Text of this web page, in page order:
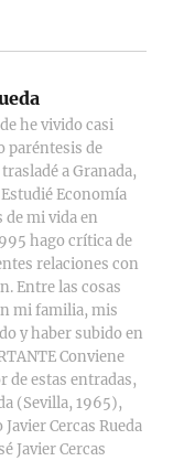
he vivido casi
paréntesis de
a Granada,
Economía
de mi vida en
hago crítica de
relaciones con
Entre las cosas
mi familia, mis
y haber subido en
Conviene
de estas entradas,
(Sevilla, 1965),
Cercas Rueda
Javier Cercas